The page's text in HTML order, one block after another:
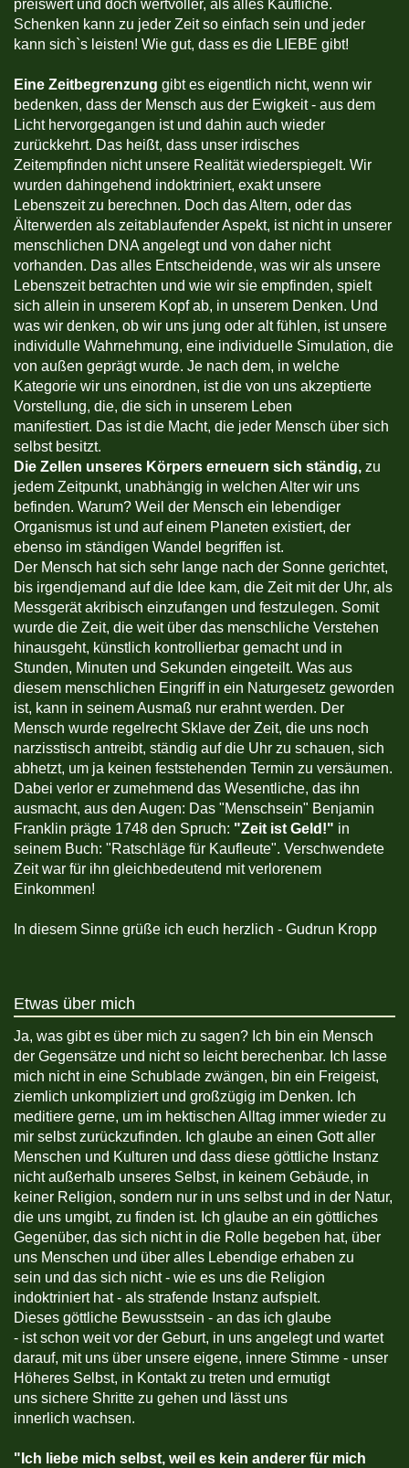
preiswert und doch wertvoller, als alles Käufliche.
Schenken kann zu jeder Zeit so einfach sein und jeder
kann sich`s leisten! Wie gut, dass es die LIEBE gibt!
Eine Zeitbegrenzung gibt es eigentlich nicht, wenn wir
bedenken, dass der Mensch aus der Ewigkeit - aus dem
Licht hervorgegangen ist und dahin auch wieder
zurückkehrt. Das heißt, dass unser irdisches
Zeitempfinden nicht unsere Realität wiederspiegelt. Wir
wurden dahingehend indoktriniert, exakt unsere
Lebenszeit zu berechnen. Doch das Altern, oder das
Älterwerden als zeitablaufender Aspekt, ist nicht in unserer
menschlichen DNA angelegt und von daher nicht
vorhanden. Das alles Entscheidende, was wir als unsere
Lebenszeit betrachten und wie wir sie empfinden, spielt
sich allein in unserem Kopf ab, in unserem Denken. Und
was wir denken, ob wir uns jung oder alt fühlen, ist unsere
individulle Wahrnehmung, eine individuelle Simulation, die
von außen geprägt wurde. Je nach dem, in welche
Kategorie wir uns einordnen, ist die von uns akzeptierte
Vorstellung, die, die sich in unserem Leben
manifestiert. Das ist die Macht, die jeder Mensch über sich
selbst besitzt.
Die Zellen unseres Körpers erneuern sich ständig, zu
jedem Zeitpunkt, unabhängig in welchen Alter wir uns
befinden. Warum? Weil der Mensch ein lebendiger
Organismus ist und auf einem Planeten existiert, der
ebenso im ständigen Wandel begriffen ist.
Der Mensch hat sich sehr lange nach der Sonne gerichtet,
bis irgendjemand auf die Idee kam, die Zeit mit der Uhr, als
Messgerät akribisch einzufangen und festzulegen. Somit
wurde die Zeit, die weit über das menschliche Verstehen
hinausgeht, künstlich kontrollierbar gemacht und in
Stunden, Minuten und Sekunden eingeteilt. Was aus
diesem menschlichen Eingriff in ein Naturgesetz geworden
ist, kann in seinem Ausmaß nur erahnt werden. Der
Mensch wurde regelrecht Sklave der Zeit, die uns noch
narzisstisch antreibt, ständig auf die Uhr zu schauen, sich
abhetzt, um ja keinen feststehenden Termin zu versäumen.
Dabei verlor er zumehmend das Wesentliche, das ihn
ausmacht, aus den Augen: Das "Menschsein" Benjamin
Franklin prägte 1748 den Spruch: "Zeit ist Geld!" in
seinem Buch: "Ratschläge für Kaufleute". Verschwendete
Zeit war für ihn gleichbedeutend mit verlorenem
Einkommen!
In diesem Sinne grüße ich euch herzlich - Gudrun Kropp
Etwas über mich
Ja, was gibt es über mich zu sagen? Ich bin ein Mensch
der Gegensätze und nicht so leicht berechenbar. Ich lasse
mich nicht in eine Schublade zwängen, bin ein Freigeist,
ziemlich unkompliziert und großzügig im Denken. Ich
meditiere gerne, um im hektischen Alltag immer wieder zu
mir selbst zurückzufinden. Ich glaube an einen Gott aller
Menschen und Kulturen und dass diese göttliche Instanz
nicht außerhalb unseres Selbst, in keinem Gebäude, in
keiner Religion, sondern nur in uns selbst und in der Natur,
die uns umgibt, zu finden ist. Ich glaube an ein göttliches
Gegenüber, das sich nicht in die Rolle begeben hat, über
uns Menschen und über alles Lebendige erhaben zu
sein und das sich nicht - wie es uns die Religion
indoktriniert hat - als strafende Instanz aufspielt.
Dieses göttliche Bewusstsein - an das ich glaube
- ist schon weit vor der Geburt, in uns angelegt und wartet
darauf, mit uns über unsere eigene, innere Stimme - unser
Höheres Selbst, in Kontakt zu treten und ermutigt
uns sichere Shritte zu gehen und lässt uns
innerlich wachsen.
" Ich liebe mich selbst, weil es kein anderer für mich